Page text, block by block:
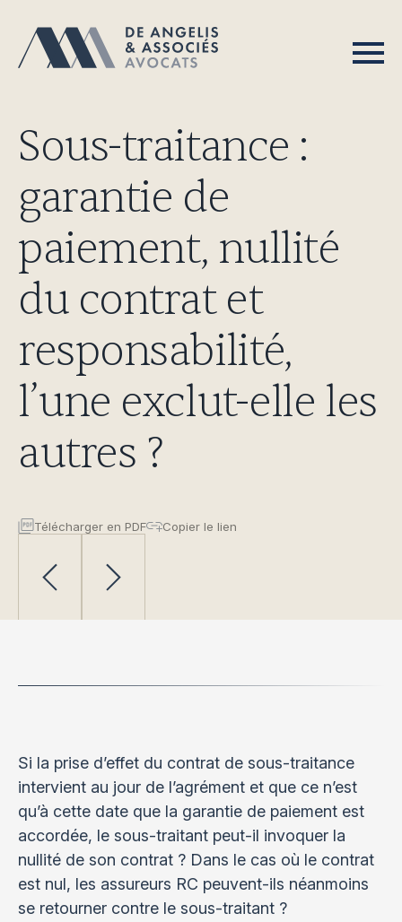
Sous-traitance :
garantie de
paiement, nullité
du contrat et
responsabilité,
l’une exclut-elle les
autres ?
Télécharger en PDF Copier le lien
Si la prise d’effet du contrat de sous-traitance
intervient au jour de l’agrément et que ce n’est
qu’à cette date que la garantie de paiement est
accordée, le sous-traitant peut-il invoquer la
nullité de son contrat ? Dans le cas où le contrat
est nul, les assureurs RC peuvent-ils néanmoins
se retourner contre le sous-traitant ?